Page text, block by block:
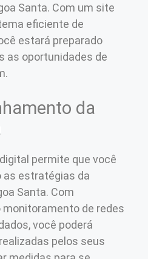
Santa. Com um site
eficiente de
estará preparado
as oportunidades de
da
permite que você
as estratégias da
Santa. Com
de redes
você poderá
pelos seus